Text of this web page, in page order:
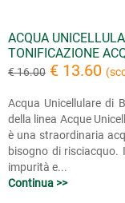
ACQUA
TONIFICAZIONE
€ 16.00 € 13.60
Acqua Unicellulare di
della linea Acque
è una straordinaria
bisogno di risciacquo.
impurità e...
Continua >>